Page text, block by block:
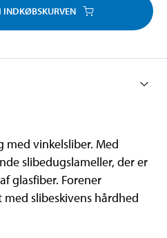
med vinkelsliber. Med
slibedugslameller, der er
glasfiber. Forener
slibeskivens hårdhed